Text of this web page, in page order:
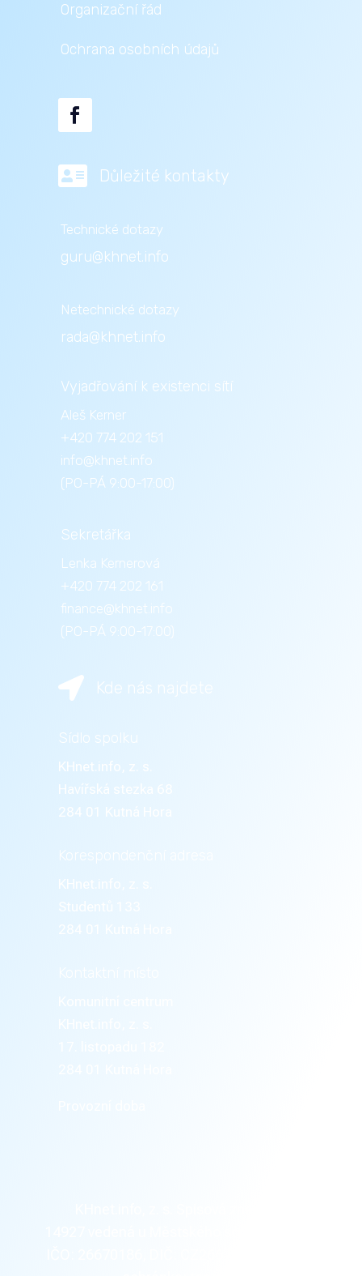
Organizační řád
Ochrana osobních údajů
 Důležité kontakty
Technické dotazy
guru@khnet.info
Netechnické dotazy
rada@khnet.info
Vyjadřování k existenci sítí
Aleš Kerner
+420 774 202 151
info@khnet.info
(PO-PÁ 9:00-17:00)
Sekretářka
Lenka Kernerová
+420 774 202 161
finance@khnet.info
(PO-PÁ 9:00-17:00)
 Kde nás najdete
Sídlo spolku
KHnet.info, z. s.
Havířská stezka 68
284 01 Kutná Hora
Korespondenční adresa
KHnet.info, z. s.
Studentů 133
284 01 Kutná Hora